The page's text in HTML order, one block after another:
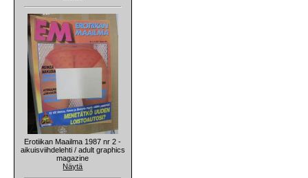
Erotiikan Maailma 1987 nr 2 -
aikuisviihdelehti / adult graphics
magazine
Näytä